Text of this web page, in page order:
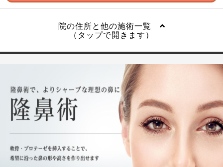
院の住所と他の施術一覧
（タップで開きます）